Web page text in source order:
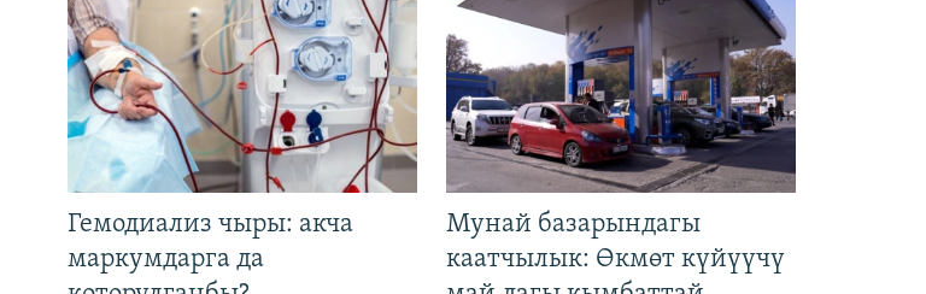
Гемодиализ чыры: акча
маркумдарга да
Мунай базарындагы
каатчылык: Өкмөт күйүүчү